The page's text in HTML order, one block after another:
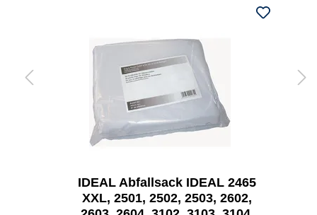
IDEAL Abfallsack IDEAL 2465
XXL, 2501, 2502, 2503, 2602,